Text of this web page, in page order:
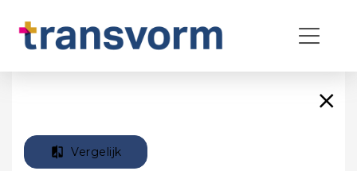
Vergelijk